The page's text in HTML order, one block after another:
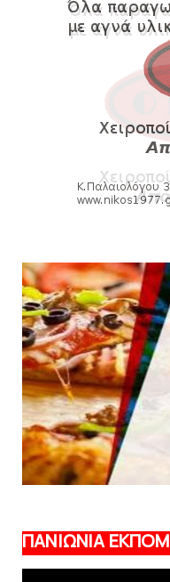
Ξεκινά η
Kυανέρυθρη
Πανιώνια
LIVE η
ΠΑΝΙΩΝΙΑ